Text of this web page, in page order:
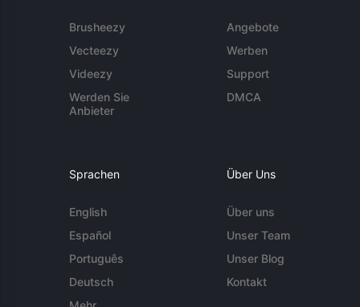
Brusheezy
Vecteezy
Videezy
Werden Sie
Anbieter
Angebote
Werben
Support
DMCA
Sprachen
English
Español
Português
Deutsch
Über Uns
Über uns
Unser Team
Unser Blog
Kontakt